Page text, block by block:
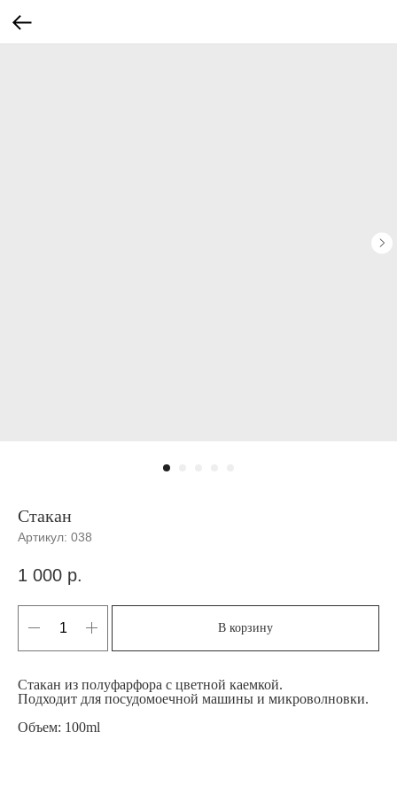
Стакан
Артикул: 038
1 000 р.
В корзину
Стакан из полуфарфора с цветной каемкой.
Подходит для посудомоечной машины и микроволновки.
Объем: 100ml